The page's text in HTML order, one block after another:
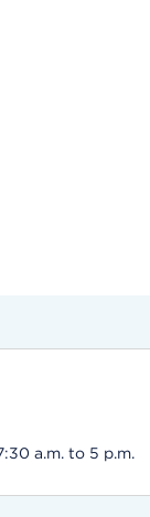
a.m. to 5 p.m.